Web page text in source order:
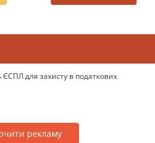
для захисту в податкових
рекламу